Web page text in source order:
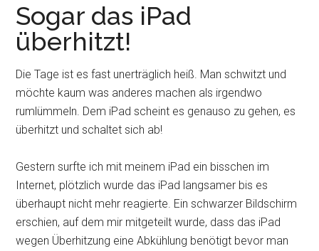
Sogar das iPad
überhitzt!
Die Tage ist es fast unerträglich heiß. Man schwitzt und
möchte kaum was anderes machen als irgendwo
rumlümmeln. Dem iPad scheint es genauso zu gehen, es
überhitzt und schaltet sich ab!
Gestern surfte ich mit meinem iPad ein bisschen im
Internet, plötzlich wurde das iPad langsamer bis es
überhaupt nicht mehr reagierte. Ein schwarzer Bildschirm
erschien, auf dem mir mitgeteilt wurde, dass das iPad
wegen Überhitzung eine Abkühlung benötigt bevor man